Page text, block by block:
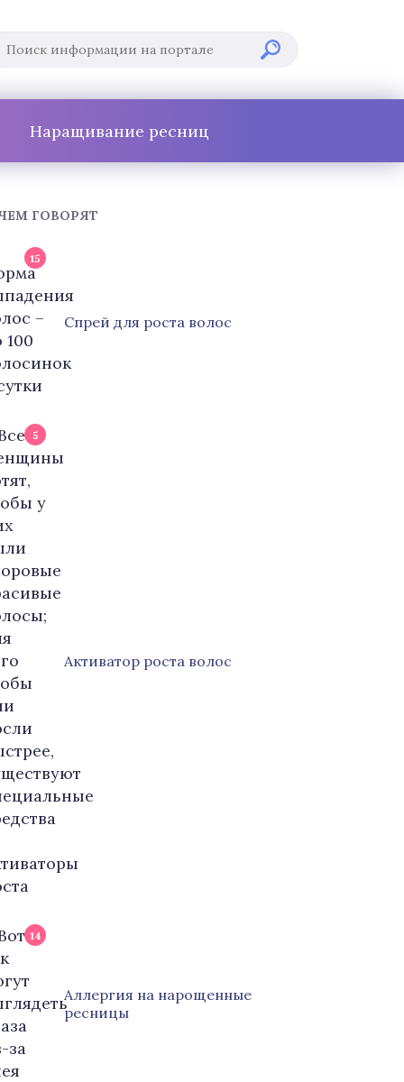
Наращивание ресниц
ГОВОРЯТ
15
Cпрей для роста волос
5
Активатор роста волос
14
Аллергия на нарощенные
ресницы